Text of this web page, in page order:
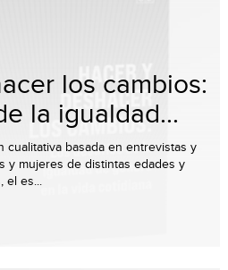
los cambios:
la igualdad...
basada en entrevistas y
y mujeres de distintas edades y
el es...